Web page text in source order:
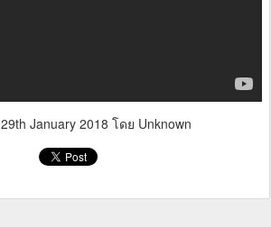
29th January 2018 โดย Unknown